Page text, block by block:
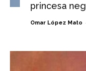
princesa
Omar López Mato -